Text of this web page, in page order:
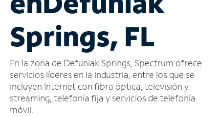
cuenta
Encuentra
tienda
Springs, FL
En la zona de Defuniak Springs, Spectrum ofrece
servicios líderes en la industria, entre los que se
incluyen Internet con fibra óptica, televisión y
streaming, telefonía fija y servicios de telefonía
móvil.